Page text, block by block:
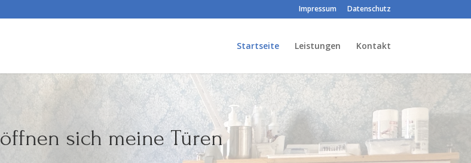
Impressum Datenschutz
Startseite Leistungen Kontakt
öffnen sich meine Türen